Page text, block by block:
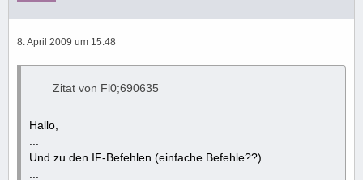
8. April 2009 um 15:48
Zitat von Fl0;690635
Hallo,
Und zu den IF-Befehlen (einfache Befehle??)